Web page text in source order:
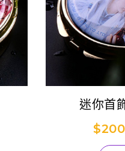
迷你首
$200